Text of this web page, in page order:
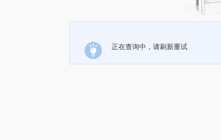
正在查询中，请刷新重试